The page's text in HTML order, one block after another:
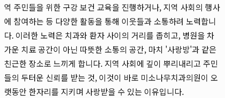
역 주민들을 위한 구강 보건 교육을 진행하거나, 지역 사회의 행사
에 참여하는 등 다양한 활동을 통해 이웃들과 소통하려 노력합니
다. 이러한 노력은 치과와 환자 사이의 거리를 좁히고, 병원을 차
가운 치료 공간이 아닌 따뜻한 소통의 공간, 마치 '사랑방'과 같은
친근한 장소로 느끼게 합니다. 지역 사회에 깊이 뿌리내리고 주민
들의 두터운 신뢰를 받는 것, 이것이 바로 미소나무치과의원이 오
랫동안 한자리를 지키며 사랑받을 수 있는 이유입니다.